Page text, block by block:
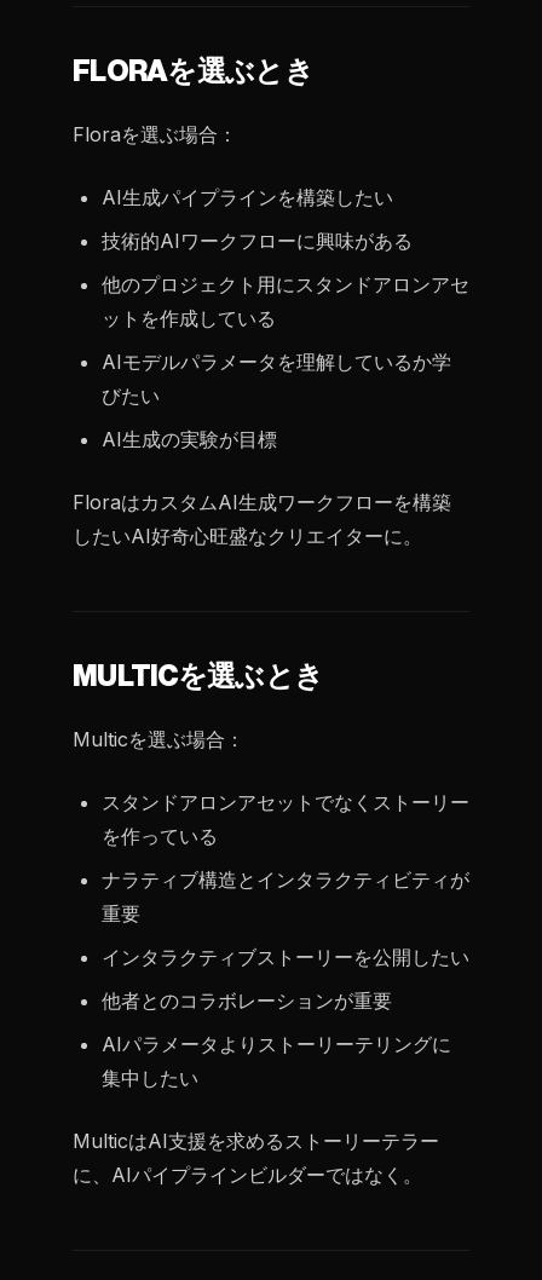
FLORAを選ぶとき
Floraを選ぶ場合：
AI生成パイプラインを構築したい
技術的AIワークフローに興味がある
他のプロジェクト用にスタンドアロンアセ
ットを作成している
AIモデルパラメータを理解しているか学
びたい
AI生成の実験が目標
FloraはカスタムAI生成ワークフローを構築
したいAI好奇心旺盛なクリエイターに。
MULTICを選ぶとき
Multicを選ぶ場合：
スタンドアロンアセットでなくストーリー
を作っている
ナラティブ構造とインタラクティビティが
重要
インタラクティブストーリーを公開したい
他者とのコラボレーションが重要
AIパラメータよりストーリーテリングに
集中したい
MulticはAI支援を求めるストーリーテラー
に、AIパイプラインビルダーではなく。